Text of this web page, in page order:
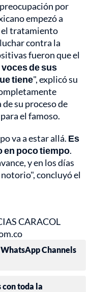
por
empezó a
tratamiento
contra la
fueron que el
de sus
tiene", explicó su
su proceso de
el famoso.
va a estar allá. Es
en poco tiempo.
y en los días
concluyó el
CARACOL
Channels
toda la